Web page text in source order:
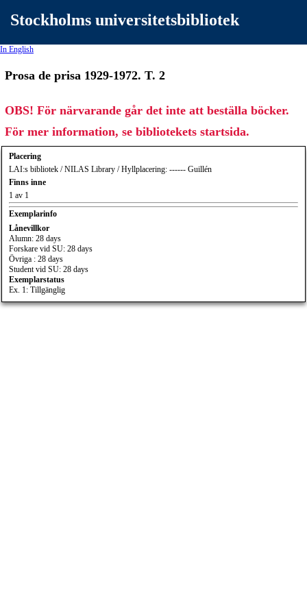
Stockholms universitetsbibliotek
In English
Prosa de prisa 1929-1972. T. 2
OBS! För närvarande går det inte att beställa böcker.
För mer information, se bibliotekets startsida.
Placering
LAI:s bibliotek / NILAS Library / Hyllplacering: ------ Guillén
Finns inne
1 av 1
Exemplarinfo
Lånevillkor
Alumn: 28 days
Forskare vid SU: 28 days
Övriga : 28 days
Student vid SU: 28 days
Exemplarstatus
Ex. 1: Tillgänglig